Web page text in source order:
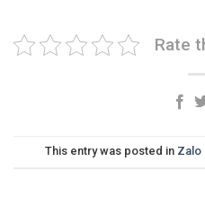
Rate
This entry was posted in Zalo